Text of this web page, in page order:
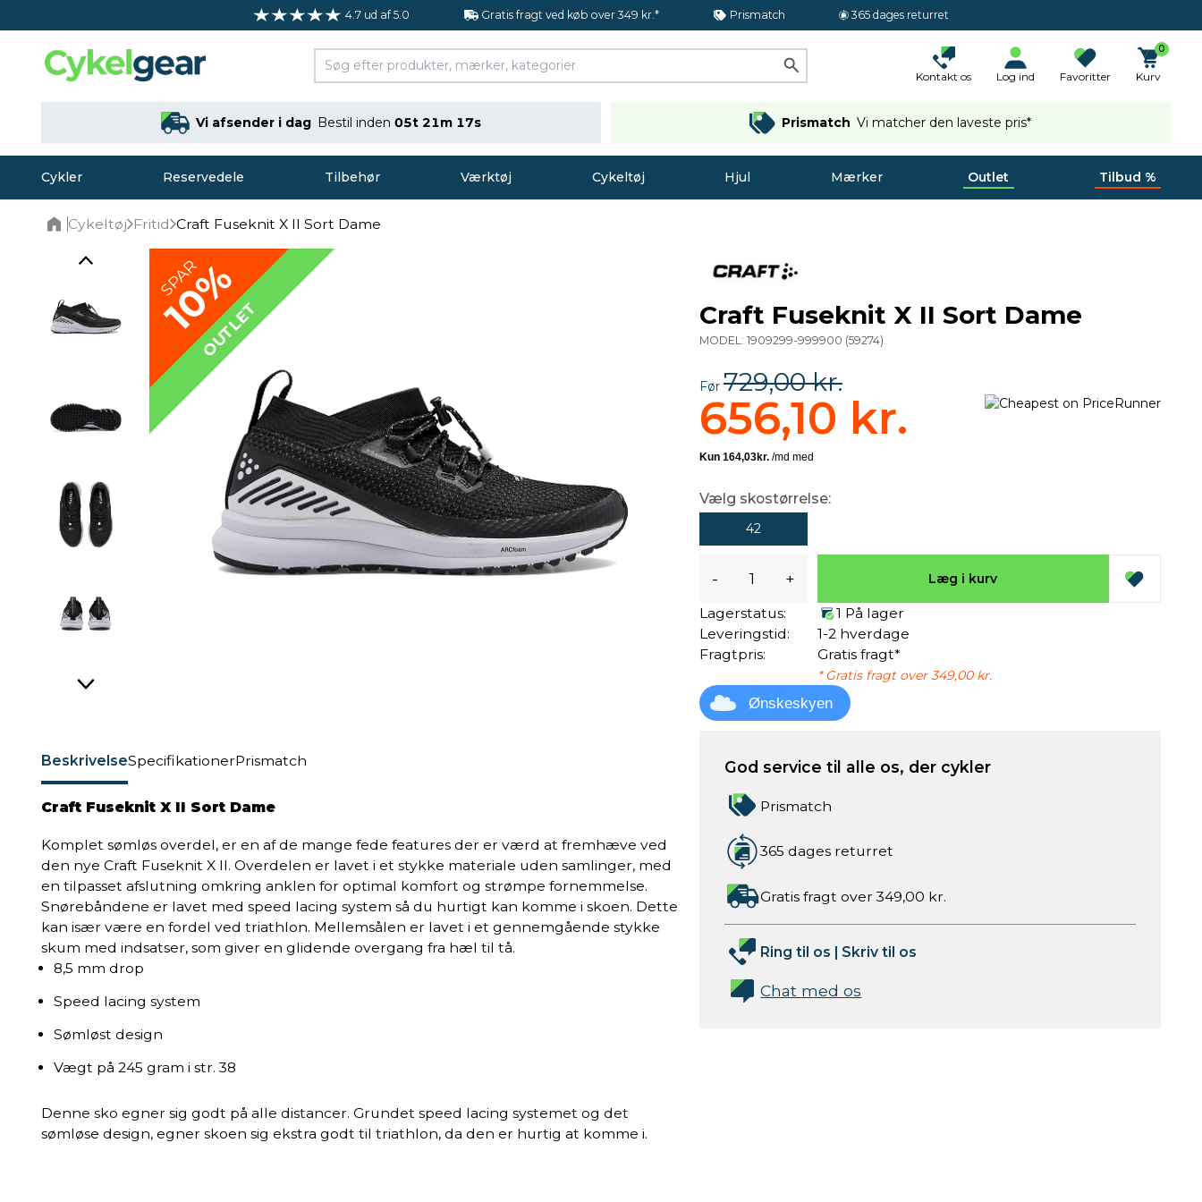
4.7 ud af 5.0 Gratis fragt ved køb over 349 kr.* Prismatch 365 dages returret
Kontakt os Log ind Favoritter
0
Kurv
Vi afsender i dag Bestil inden05t 21m 16s Prismatch Vi matcher den laveste pris*
Cykler Reservedele Tilbehør Værktøj Cykeltøj Hjul Mærker Outlet Tilbud %
Cykeltøj Fritid Craft Fuseknit X II Sort Dame
SPAR
10%
OUTLET
BeskrivelseSpecifikationerPrismatch
Craft Fuseknit X II Sort Dame
Komplet sømløs overdel, er en af de mange fede features der er værd at fremhæve ved
den nye Craft Fuseknit X II. Overdelen er lavet i et stykke materiale uden samlinger, med
en tilpasset afslutning omkring anklen for optimal komfort og strømpe fornemmelse.
Snørebåndene er lavet med speed lacing system så du hurtigt kan komme i skoen. Dette
kan især være en fordel ved triathlon. Mellemsålen er lavet i et gennemgående stykke
skum med indsatser, som giver en glidende overgang fra hæl til tå.
8,5 mm drop
Speed lacing system
Sømløst design
Vægt på 245 gram i str. 38
Denne sko egner sig godt på alle distancer. Grundet speed lacing systemet og det
sømløse design, egner skoen sig ekstra godt til triathlon, da den er hurtig at komme i.
Craft Fuseknit X II Sort Dame
MODEL:1909299-999900 (59274)
Før 729,00 kr.
656,10 kr.
Vælg skostørrelse:
42
- + Læg i kurv
Lagerstatus:
1 På lager
Leveringstid:
1-2 hverdage
Fragtpris:
Gratis fragt*
* Gratis fragt over 349,00 kr.
Ønskeskyen
God service til alle os, der cykler
Prismatch
365 dages returret
Gratis fragt over 349,00 kr.
Ring til os | Skriv til os
Chat med os